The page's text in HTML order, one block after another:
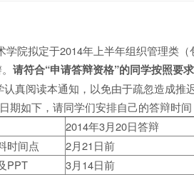
学院拟定于2014年上半年组织管理类
请符合“申请答辩资格”的同学按照要
真阅读本通知，以免由于疏忽造成推
如下，请同学们安排自己的答辩时
2014年3月20日答辩
时间点
2月21日前
PPT
3月14日前